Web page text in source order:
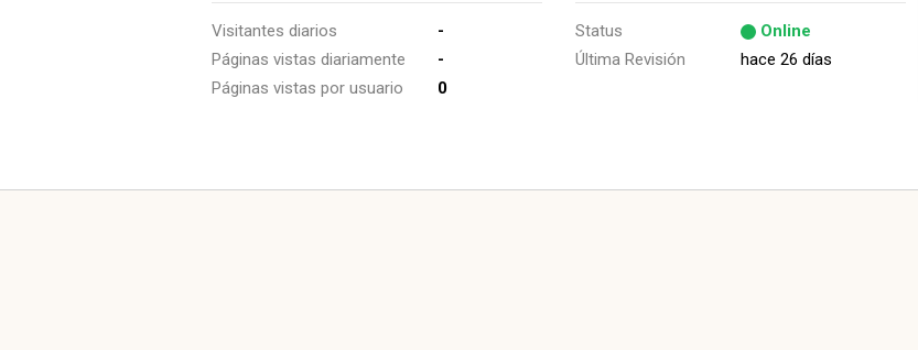
Visitantes diarios
-
Páginas vistas diariamente
-
Páginas vistas por usuario
0
Status
Online
Última Revisión
hace 26 días